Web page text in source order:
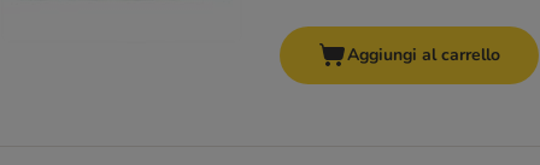
Aggiungi al carrello